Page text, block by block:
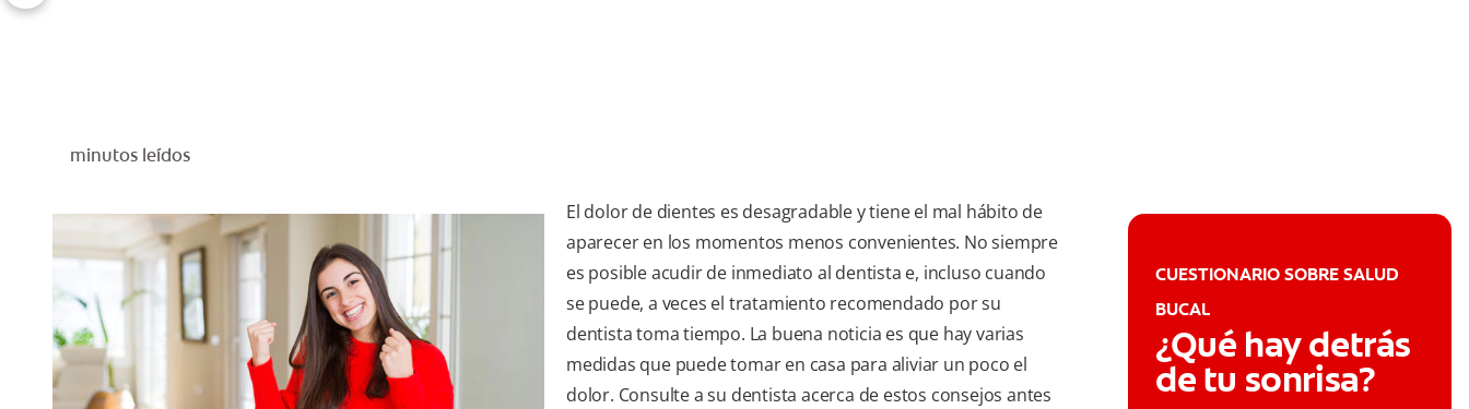
minutos leídos
El dolor de dientes es desagradable y tiene el mal hábito de
aparecer en los momentos menos convenientes. No siempre
es posible acudir de inmediato al dentista e, incluso cuando
se puede, a veces el tratamiento recomendado por su
dentista toma tiempo. La buena noticia es que hay varias
medidas que puede tomar en casa para aliviar un poco el
dolor. Consulte a su dentista acerca de estos consejos antes
CUESTIONARIO SOBRE SALUD
BUCAL
¿Qué hay detrás
de tu sonrisa?